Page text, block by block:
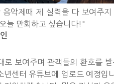
음악제때 제 실력을 다 보여주
늘 만회하고 싶습니다!"
로 보여주며 관객들의 환호를
년센터 유튜브에 업로드 예정입